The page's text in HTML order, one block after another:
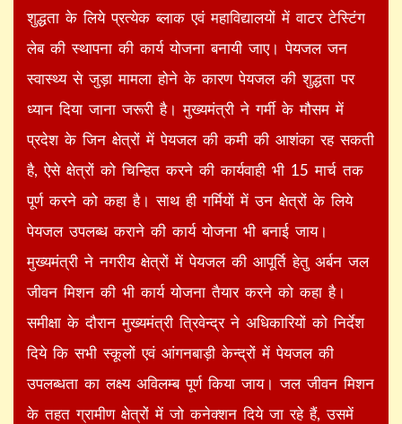
शुद्धता के लिये प्रत्येक ब्लाक एवं महाविद्यालयों में वाटर टेस्टिंग
लेब की स्थापना की कार्य योजना बनायी जाए। पेयजल जन
स्वास्थ्य से जुड़ा मामला होने के कारण पेयजल की शुद्धता पर
ध्यान दिया जाना जरूरी है। मुख्यमंत्री ने गर्मी के मौसम में
प्रदेश के जिन क्षेत्रों में पेयजल की कमी की आशंका रह सकती
है, ऐसे क्षेत्रों को चिन्हित करने की कार्यवाही भी 15 मार्च तक
पूर्ण करने को कहा है। साथ ही गर्मियों में उन क्षेत्रों के लिये
पेयजल उपलब्ध कराने की कार्य योजना भी बनाई जाय।
मुख्यमंत्री ने नगरीय क्षेत्रों में पेयजल की आपूर्ति हेतु अर्बन जल
जीवन मिशन की भी कार्य योजना तैयार करने को कहा है।
समीक्षा के दौरान मुख्यमंत्री त्रिवेन्द्र ने अधिकारियों को निर्देश
दिये कि सभी स्कूलों एवं आंगनबाड़ी केन्द्रों में पेयजल की
उपलब्धता का लक्ष्य अविलम्ब पूर्ण किया जाय। जल जीवन मिशन
के तहत ग्रामीण क्षेत्रों में जो कनेक्शन दिये जा रहे हैं, उसमें